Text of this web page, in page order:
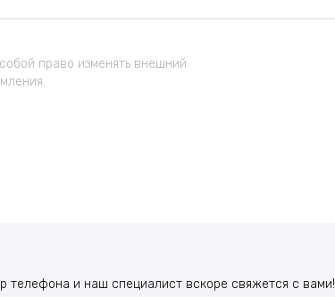
право изменять внешний
телефона и наш специалист вскоре свяжется с вами!